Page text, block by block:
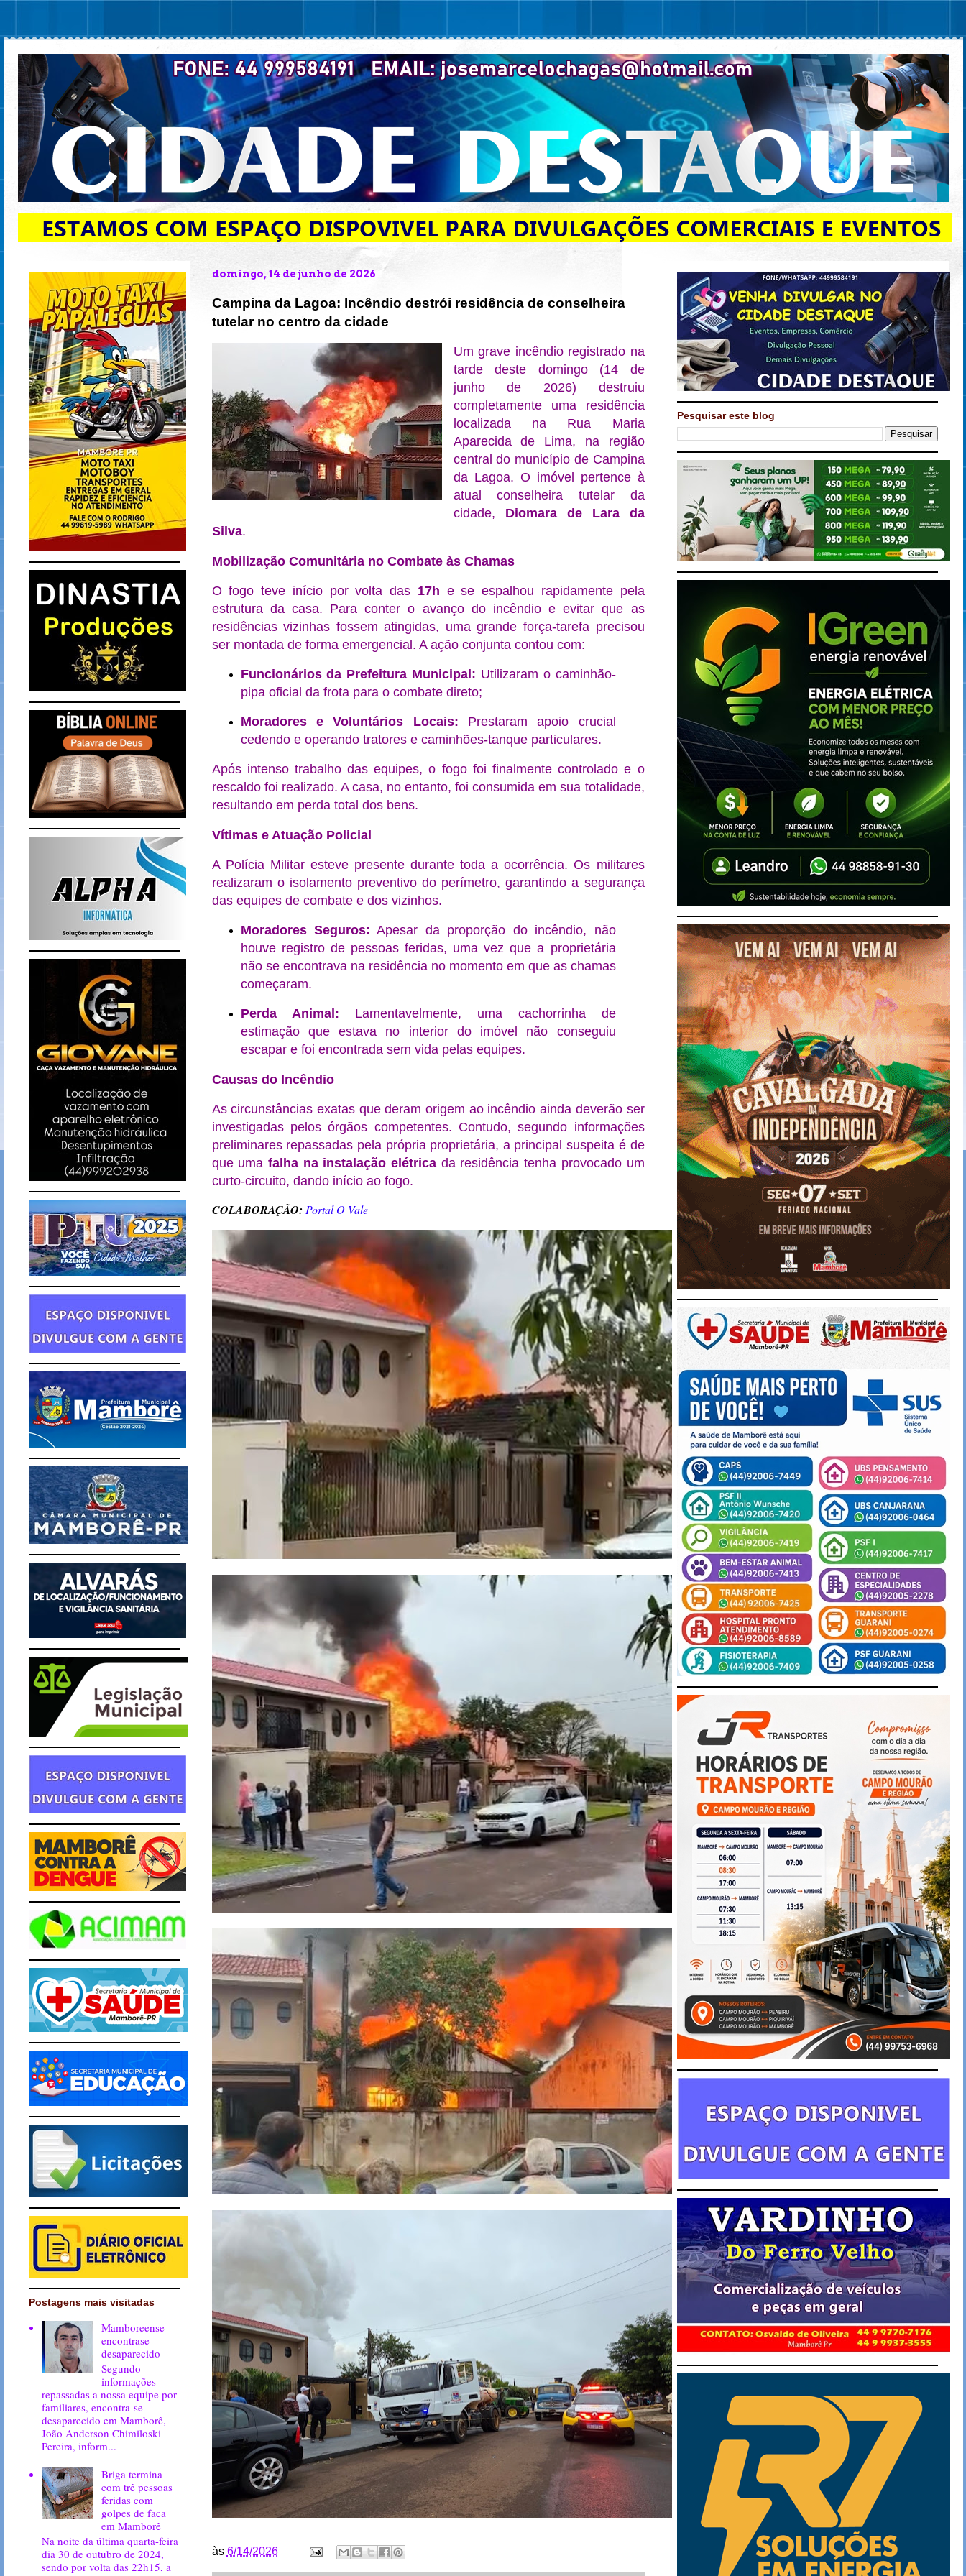
domingo, 14 de junho de 2026
Campina da Lagoa: Incêndio destrói residência de conselheira
tutelar no centro da cidade
Um grave incêndio registrado na
tarde deste domingo (14 de
junho de 2026) destruiu
completamente uma residência
localizada na Rua Maria
Aparecida de Lima, na região
central do município de Campina
da Lagoa. O imóvel pertence à
atual conselheira tutelar da
cidade, Diomara de Lara da
Silva.
Mobilização Comunitária no Combate às Chamas
O fogo teve início por volta das 17h e se espalhou rapidamente pela
estrutura da casa. Para conter o avanço do incêndio e evitar que as
residências vizinhas fossem atingidas, uma grande força-tarefa precisou
ser montada de forma emergencial. A ação conjunta contou com:
Funcionários da Prefeitura Municipal: Utilizaram o caminhão-
pipa oficial da frota para o combate direto;
Moradores e Voluntários Locais: Prestaram apoio crucial
cedendo e operando tratores e caminhões-tanque particulares.
Após intenso trabalho das equipes, o fogo foi finalmente controlado e o
rescaldo foi realizado. A casa, no entanto, foi consumida em sua totalidade,
resultando em perda total dos bens.
Vítimas e Atuação Policial
A Polícia Militar esteve presente durante toda a ocorrência. Os militares
realizaram o isolamento preventivo do perímetro, garantindo a segurança
das equipes de combate e dos vizinhos.
Moradores Seguros: Apesar da proporção do incêndio, não
houve registro de pessoas feridas, uma vez que a proprietária
não se encontrava na residência no momento em que as chamas
começaram.
Perda Animal: Lamentavelmente, uma cachorrinha de
estimação que estava no interior do imóvel não conseguiu
escapar e foi encontrada sem vida pelas equipes.
Causas do Incêndio
As circunstâncias exatas que deram origem ao incêndio ainda deverão ser
investigadas pelos órgãos competentes. Contudo, segundo informações
preliminares repassadas pela própria proprietária, a principal suspeita é de
que uma falha na instalação elétrica da residência tenha provocado um
curto-circuito, dando início ao fogo.
COLABORAÇÃO: Portal O Vale
às 6/14/2026
Postagens mais visitadas
Mamboreense
encontrase
desaparecido
Segundo
informações
repassadas a nossa equipe por
familiares, encontra-se
desaparecido em Mamborê,
João Anderson Chimiloski
Pereira, inform...
Briga termina
com trê pessoas
feridas com
golpes de faca
em Mamborê
Na noite da última quarta-feira
dia 30 de outubro de 2024,
sendo por volta das 22h15, a
Pesquisar este blog